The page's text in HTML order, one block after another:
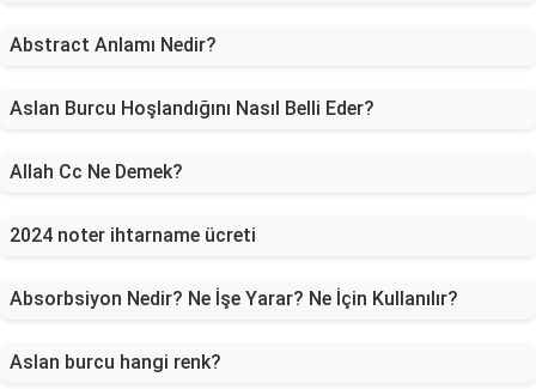
Abstract Anlamı Nedir?
Aslan Burcu Hoşlandığını Nasıl Belli Eder?
Allah Cc Ne Demek?
2024 noter ihtarname ücreti
Absorbsiyon Nedir? Ne İşe Yarar? Ne İçin Kullanılır?
Aslan burcu hangi renk?